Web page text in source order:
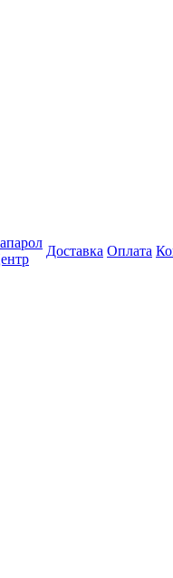
Доставка Оплата